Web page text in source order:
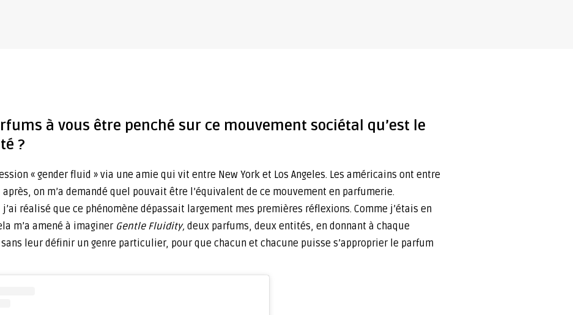
à vous être penché sur ce mouvement sociétal qu’est le
?
« gender fluid » via une amie qui vit entre New York et Los Angeles. Les américains ont entre
on m’a demandé quel pouvait être l’équivalent de ce mouvement en parfumerie.
réalisé que ce phénomène dépassait largement mes premières réflexions. Comme j’étais en
m’a amené à imaginer Gentle Fluidity, deux parfums, deux entités, en donnant à chaque
leur définir un genre particulier, pour que chacun et chacune puisse s’approprier le parfum